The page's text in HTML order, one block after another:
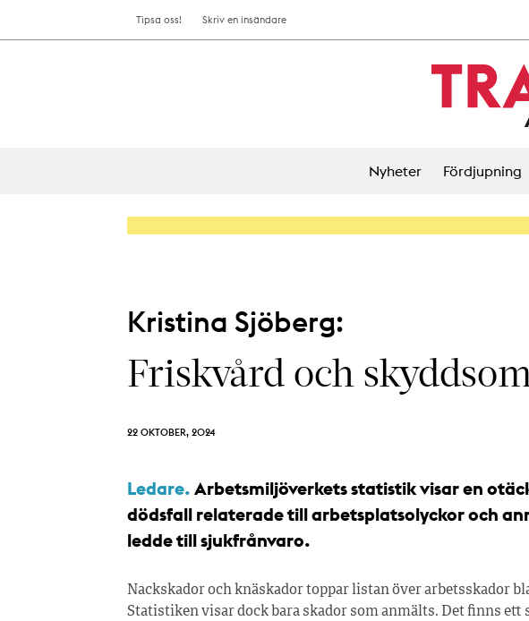
Tipsa oss! Skriv en insändare
Nyheter Fördjupning
Kristina Sjöberg:
Friskvård och
22 OKTOBER, 2024
Ledare. Arbetsmiljöverkets statistik visar en
dödsfall relaterade till arbetsplatsolyckor och
ledde till sjukfrånvaro.
Nackskador och knäskador toppar listan över arbetsskador
Statistiken visar dock bara skador som anmälts. Det finns